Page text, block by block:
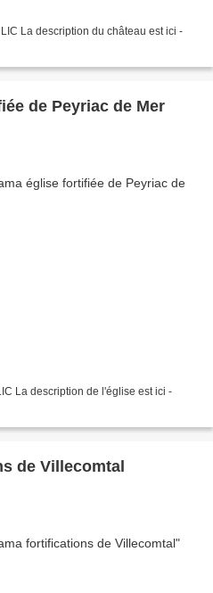
La description du château est ici -
de Peyriac de Mer
La description de l'église est ici -
de Villecomtal